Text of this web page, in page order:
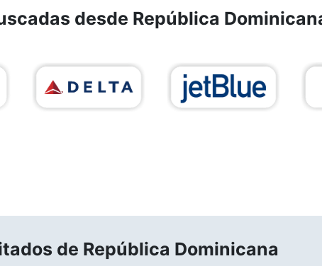
desde República
de República Dominicana